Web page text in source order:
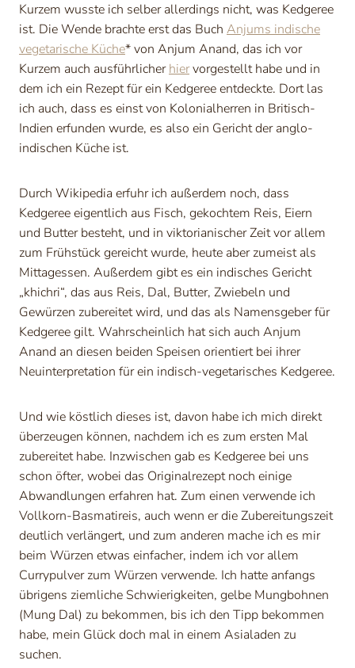
Kurzem wusste ich selber allerdings nicht, was Kedgeree
ist. Die Wende brachte erst das Buch Anjums indische
vegetarische Küche* von Anjum Anand, das ich vor
Kurzem auch ausführlicherhiervorgestellt habe und in
dem ich ein Rezept für ein Kedgeree entdeckte. Dort las
ich auch, dass es einst von Kolonialherren in Britisch-
Indien erfunden wurde, es also ein Gericht der anglo-
indischen Küche ist.
Durch Wikipedia erfuhr ich außerdem noch, dass
Kedgeree eigentlich aus Fisch, gekochtem Reis, Eiern
und Butter besteht, und in viktorianischer Zeit vor allem
zum Frühstück gereicht wurde, heute aber zumeist als
Mittagessen. Außerdem gibt es ein indisches Gericht
„khichri“, das aus Reis, Dal, Butter, Zwiebeln und
Gewürzen zubereitet wird, und das als Namensgeber für
Kedgeree gilt. Wahrscheinlich hat sich auch Anjum
Anand an diesen beiden Speisen orientiert bei ihrer
Neuinterpretation für ein indisch-vegetarisches Kedgeree.
Und wie köstlich dieses ist, davon habe ich mich direkt
überzeugen können, nachdem ich es zum ersten Mal
zubereitet habe. Inzwischen gab es Kedgeree bei uns
schon öfter, wobei das Originalrezept noch einige
Abwandlungen erfahren hat. Zum einen verwende ich
Vollkorn-Basmatireis, auch wenn er die Zubereitungszeit
deutlich verlängert, und zum anderen mache ich es mir
beim Würzen etwas einfacher, indem ich vor allem
Currypulver zum Würzen verwende. Ich hatte anfangs
übrigens ziemliche Schwierigkeiten, gelbe Mungbohnen
(Mung Dal) zu bekommen, bis ich den Tipp bekommen
habe, mein Glück doch mal in einem Asialaden zu
suchen.